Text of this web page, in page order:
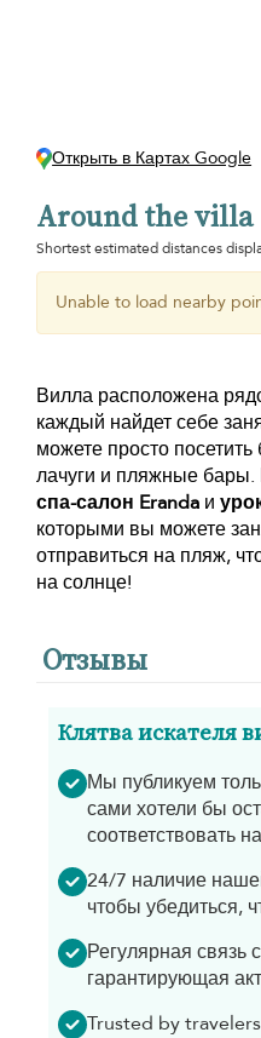
Открыть в Картах Google
Around the villa
Shortest estimated distances
Unable to load nearby
Вилла расположена
каждый найдет себе
можете просто
лачуги и пляжные бары.
спа-салон Eranda и
которыми вы можете
отправиться на пляж,
на солнце!
Отзывы
Клятва искателя
Мы публикуем
сами хотели бы
соответствовать
24/7 наличие
чтобы убедиться,
Регулярная связь
гарантирующая
Trusted by travelers